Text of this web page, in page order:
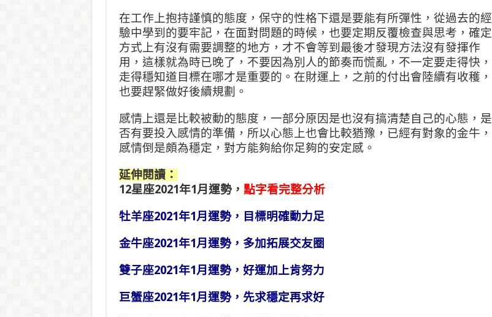
在工作上抱持謹慎的態度，保守的性格下還是要能有所彈性，從過去的經
驗中學到的要牢記，在面對問題的時候，也要定期反覆檢查與思考，確定
方式上有沒有需要調整的地方，才不會等到最後才發現方法沒有發揮作
用，這樣就為時已晚了，不要因為別人的節奏而慌亂，不一定要走得快，
走得穩知道目標在哪才是重要的。在財運上，之前的付出會陸續有收穫，
也要趕緊做好後續規劃。
感情上還是比較被動的態度，一部分原因是也沒有搞清楚自己的心態，是
否有要投入感情的準備，所以心態上也會比較猶豫，已經有對象的金牛，
感情倒是頗為穩定，對方能夠給你足夠的安定感。
延伸閱讀：
12星座2021年1月運勢， 點字看完整分析
牡羊座2021年1月運勢，目標明確動力足
金牛座2021年1月運勢，多加拓展交友圈
雙子座2021年1月運勢，好運加上肯努力
巨蟹座2021年1月運勢，先求穩定再求好